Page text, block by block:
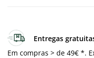
Entregas
Em compras > de 49€ *.